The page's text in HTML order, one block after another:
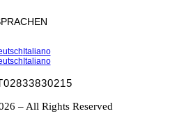
Italiano
Italiano
– All Rights Reserved